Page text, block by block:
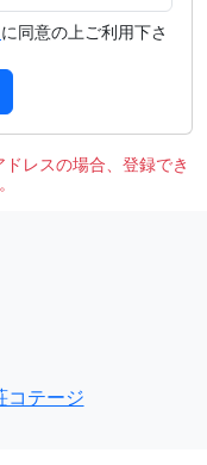
に同意の上ご利用下さ
レスの場合、登録でき
コテージ